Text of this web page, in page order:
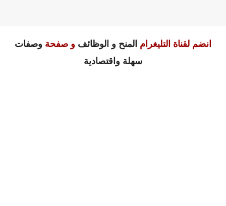
انضم لقناة التليغرام المنح و الوظائف و صفحة وصفات
سهلة واقتصادية